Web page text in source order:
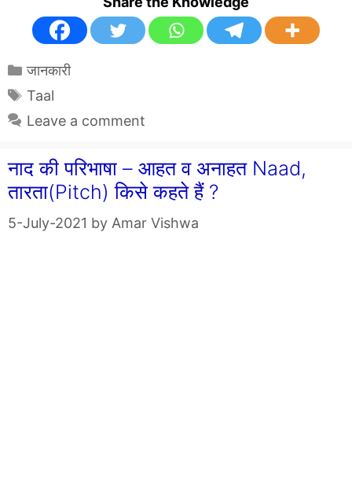
Categories
जानकारी
Tags
Taal
Leave a comment
नाद की परिभाषा – आहत व अनाहत Naad,
तारता(Pitch) किसे कहते हैं ?
5-July-2021 by Amar Vishwa